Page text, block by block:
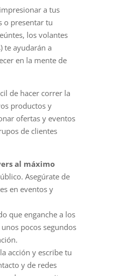
a tus
o presentar tu
los volantes
te ayudarán a
en la mente de
de hacer correr la
productos y
ofertas y eventos
de clientes
al máximo
Asegúrate de
en eventos y
que enganche a los
pocos segundos
acción y escribe tu
y de redes